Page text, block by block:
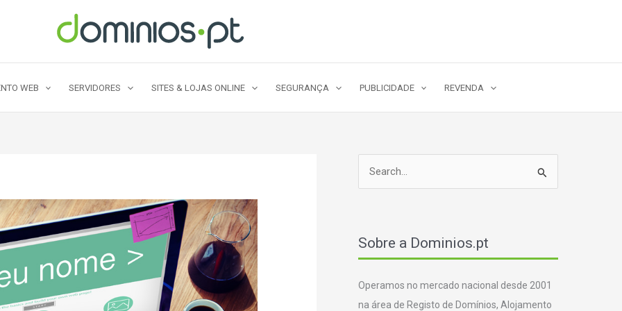
WEB SERVIDORES SITES & LOJAS ONLINE SEGURANÇA PUBLICIDADE REVENDA
c
f
Sobre a Dominios.pt
Operamos no mercado nacional desde 2001
na área de Registo de Domínios, Alojamento